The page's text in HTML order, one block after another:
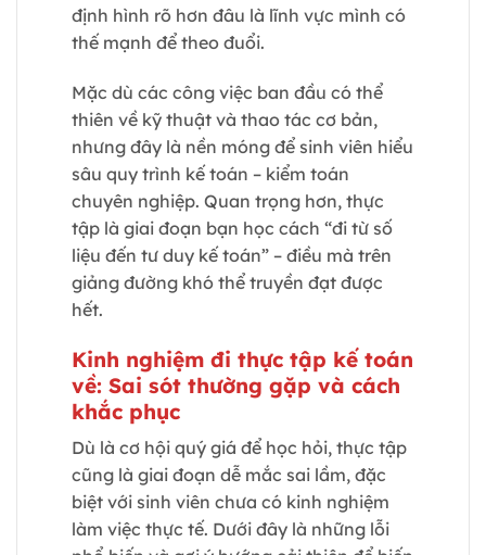
định hình rõ hơn đâu là lĩnh vực mình có
thế mạnh để theo đuổi.
Mặc dù các công việc ban đầu có thể
thiên về kỹ thuật và thao tác cơ bản,
nhưng đây là nền móng để sinh viên hiểu
sâu quy trình kế toán – kiểm toán
chuyên nghiệp. Quan trọng hơn, thực
tập là giai đoạn bạn học cách “đi từ số
liệu đến tư duy kế toán” – điều mà trên
giảng đường khó thể truyền đạt được
hết.
Kinh nghiệm đi thực tập kế toán
về: Sai sót thường gặp và cách
khắc phục
Dù là cơ hội quý giá để học hỏi, thực tập
cũng là giai đoạn dễ mắc sai lầm, đặc
biệt với sinh viên chưa có kinh nghiệm
làm việc thực tế. Dưới đây là những lỗi